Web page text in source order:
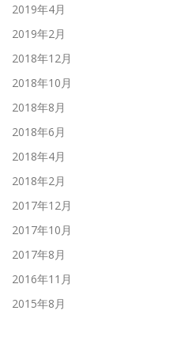
2019年4月
2019年2月
2018年12月
2018年10月
2018年8月
2018年6月
2018年4月
2018年2月
2017年12月
2017年10月
2017年8月
2016年11月
2015年8月